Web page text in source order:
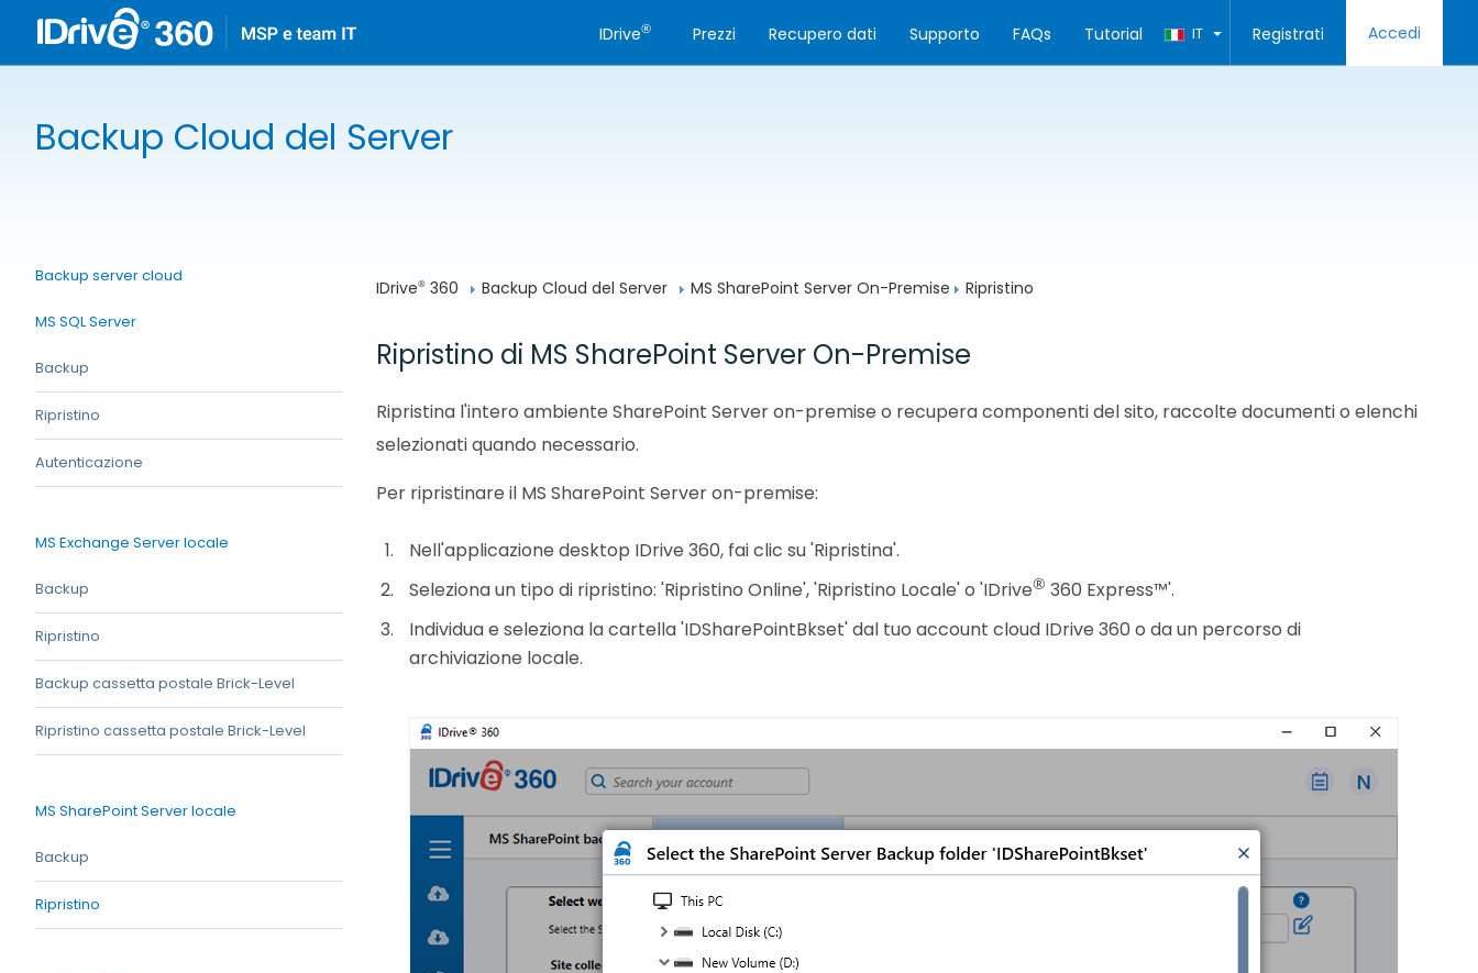
Registrati Accedi
IT
IDrive® Prezzi Recupero dati Supporto FAQs Tutorial
Backup Cloud del Server
Backup server cloud
MS SQL Server
Backup
Ripristino
Autenticazione
MS Exchange Server locale
Backup
Ripristino
Backup cassetta postale Brick-Level
Ripristino cassetta postale Brick-Level
MS SharePoint Server locale
Backup
Ripristino
IDrive® 360 Backup Cloud del Server MS SharePoint Server On-Premise Ripristino
Ripristino di MS SharePoint Server On-Premise
Ripristina l'intero ambiente SharePoint Server on-premise o recupera componenti del sito, raccolte documenti o elenchi
selezionati quando necessario.
Per ripristinare il MS SharePoint Server on-premise:
Nell'applicazione desktop IDrive 360, fai clic su 'Ripristina'.
Seleziona un tipo di ripristino: 'Ripristino Online', 'Ripristino Locale' o 'IDrive® 360 Express™'.
Individua e seleziona la cartella 'IDSharePointBkset' dal tuo account cloud IDrive 360 o da un percorso di
archiviazione locale.